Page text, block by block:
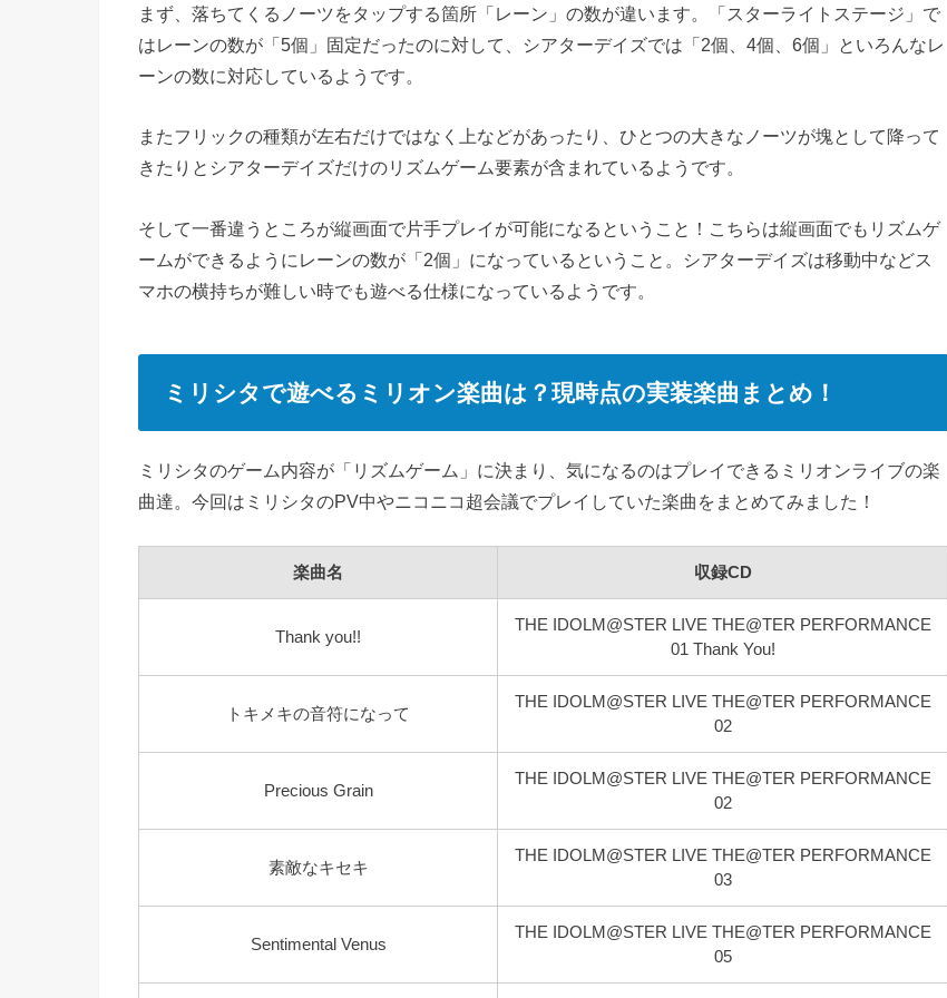
まず、落ちてくるノーツをタップする箇所「レーン」の数が違います。「スターライトステージ」で
はレーンの数が「5個」固定だったのに対して、シアターデイズでは「2個、4個、6個」といろんなレ
ーンの数に対応しているようです。
またフリックの種類が左右だけではなく上などがあったり、ひとつの大きなノーツが塊として降って
きたりとシアターデイズだけのリズムゲーム要素が含まれているようです。
そして一番違うところが縦画面で片手プレイが可能になるということ！こちらは縦画面でもリズムゲ
ームができるようにレーンの数が「2個」になっているということ。シアターデイズは移動中などス
マホの横持ちが難しい時でも遊べる仕様になっているようです。
ミリシタで遊べるミリオン楽曲は？現時点の実装楽曲まとめ！
ミリシタのゲーム内容が「リズムゲーム」に決まり、気になるのはプレイできるミリオンライブの楽
曲達。今回はミリシタのPV中やニコニコ超会議でプレイしていた楽曲をまとめてみました！
楽曲名 収録CD
Thank you!!
THE IDOLM@STER LIVE THE@TER PERFORMANCE
01 Thank You!
トキメキの音符になって
THE IDOLM@STER LIVE THE@TER PERFORMANCE
02
Precious Grain
THE IDOLM@STER LIVE THE@TER PERFORMANCE
02
素敵なキセキ
THE IDOLM@STER LIVE THE@TER PERFORMANCE
03
Sentimental Venus
THE IDOLM@STER LIVE THE@TER PERFORMANCE
05